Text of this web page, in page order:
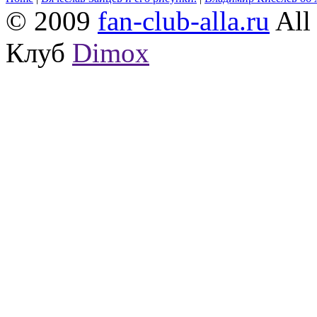
© 2009 fan-club-alla.ru All
Клуб Dimox